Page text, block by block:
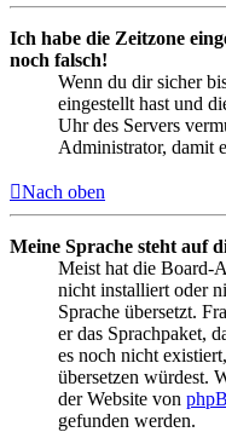
Ich habe die Zeitzone
noch falsch!
Wenn du dir sicher
eingestellt hast und
Uhr des Servers
Administrator, damit
Nach oben
Meine Sprache steht auf
Meist hat die Board-
nicht installiert oder
Sprache übersetzt.
er das Sprachpaket,
es noch nicht
übersetzen würdest.
der Website von
gefunden werden.